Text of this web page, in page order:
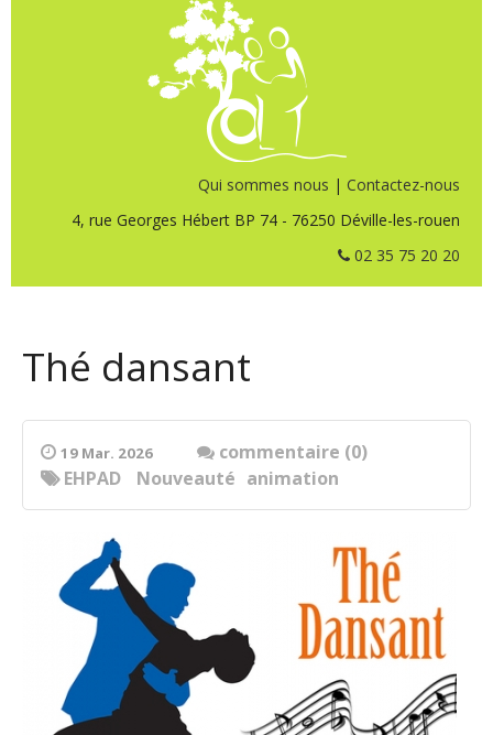
Qui sommes nous | Contactez-nous
4, rue Georges Hébert BP 74 - 76250 Déville-les-rouen
02 35 75 20 20
Thé dansant
19 Mar. 2026
commentaire (0)
animation
EHPAD Nouveauté